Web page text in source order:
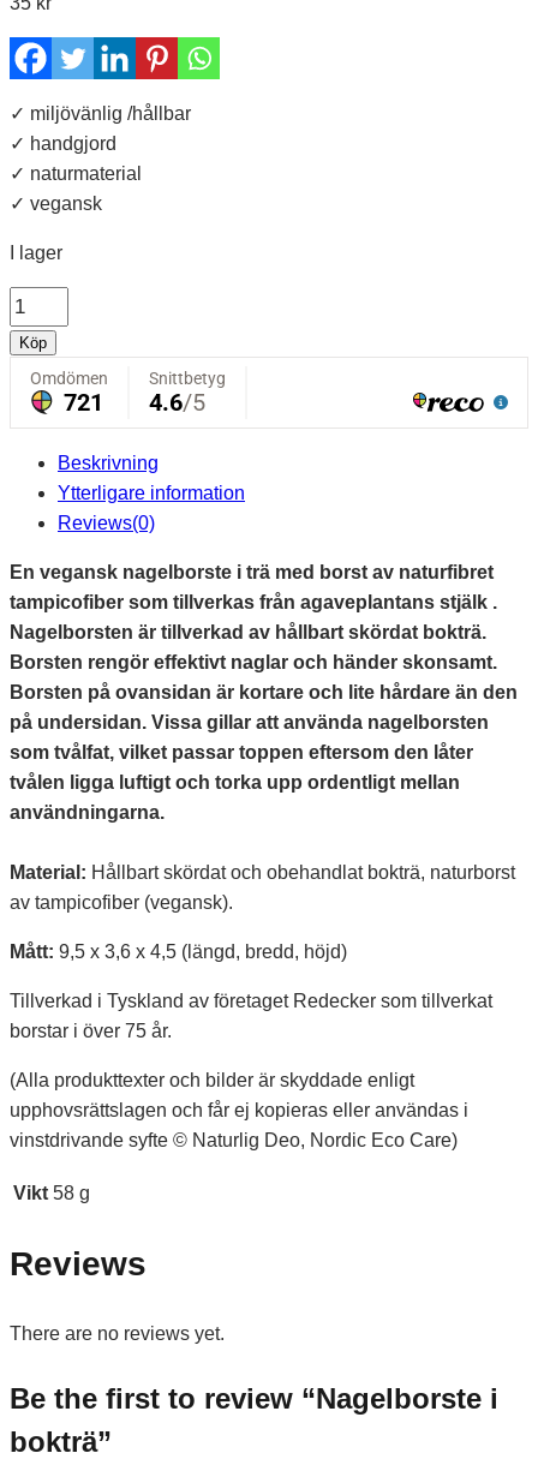
✓ miljövänlig /hållbar
✓ handgjord
✓ naturmaterial
✓ vegansk
I lager
Nagelborste
i
bokträ
mängd
Köp
Beskrivning
Ytterligare information
Reviews(0)
En vegansk nagelborste i trä med borst av naturfibret
tampicofiber som tillverkas från agaveplantans stjälk .
Nagelborsten är tillverkad av hållbart skördat bokträ.
Borsten rengör effektivt naglar och händer skonsamt.
Borsten på ovansidan är kortare och lite hårdare än den
på undersidan. Vissa gillar att använda nagelborsten
som tvålfat, vilket passar toppen eftersom den låter
tvålen ligga luftigt och torka upp ordentligt mellan
användningarna.
Material: Hållbart skördat och obehandlat bokträ, naturborst
av tampicofiber (vegansk).
Mått: 9,5 x 3,6 x 4,5 (längd, bredd, höjd)
Tillverkad i Tyskland av företaget Redecker som tillverkat
borstar i över 75 år.
(Alla produkttexter och bilder är skyddade enligt
upphovsrättslagen och får ej kopieras eller användas i
vinstdrivande syfte © Naturlig Deo, Nordic Eco Care)
Vikt 58 g
Reviews
There are no reviews yet.
Be the first to review “Nagelborste i
bokträ”